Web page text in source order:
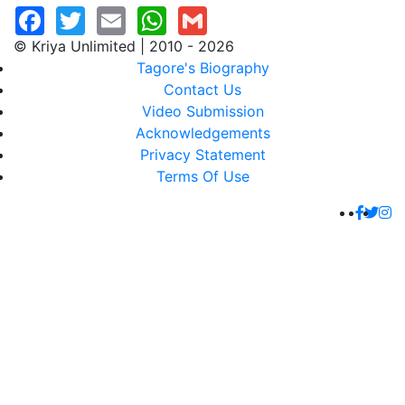
© Kriya Unlimited | 2010 - 2026
Tagore's Biography
Contact Us
Video Submission
Acknowledgements
Privacy Statement
Terms Of Use